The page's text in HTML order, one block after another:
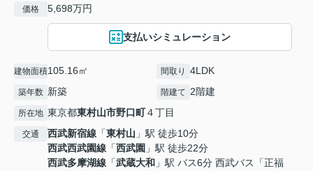
価格 5,698万円
支払いシミュレーション
建物面積105.16㎡ 間取り 4LDK
築年数 新築 階建て 2階建
所在地 東京都東村山市野口町４丁目
交通 西武新宿線 「東村山 」駅 徒歩10分
西武西武園線 「西武園 」駅 徒歩22分
西武多摩湖線 「武蔵大和 」駅 バス6分 西武バス「正福